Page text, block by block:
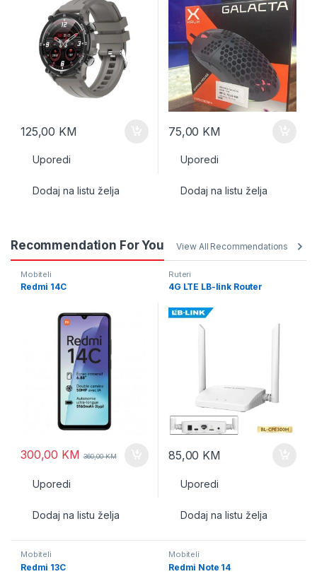
125,00 KM
Uporedi
Dodaj na listu želja
75,00 KM
Uporedi
Dodaj na listu želja
Recommendation For You View All Recommendations
Mobiteli
Redmi 14C
300,00 KM 360,00KM
Uporedi
Dodaj na listu želja
Ruteri
4G LTE LB-link Router
85,00 KM
Uporedi
Dodaj na listu želja
Mobiteli
Redmi 13C
Mobiteli
Redmi Note 14